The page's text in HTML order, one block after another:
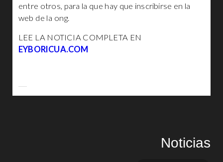
entre otros, para la que hay que inscribirse en la
web de la ong.
LEE LA NOTICIA COMPLETA EN
EYBORICUA.COM
Noticias